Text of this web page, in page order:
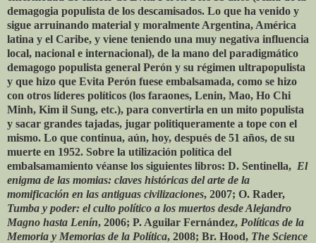
demagogia populista de los descamisados. Lo que ha venido y
sigue arruinando material y moralmente Argentina, América
latina y el Caribe, y viene teniendo una muy negativa influencia
local, nacional e internacional), de la mano del paradigmático
demagogo populista general Perón y su régimen ultrapopulista
y que hizo que Evita Perón fuese embalsamada, como se hizo
con otros líderes políticos (los faraones, Lenin, Mao, Ho Chi
Minh, Kim il Sung, etc.), para convertirla en un mito populista
y sacar grandes tajadas, jugar politiqueramente a tope con el
mismo. Lo que continua, aún, hoy, después de 51 años, de su
muerte en 1952. Sobre la utilización política del
embalsamamiento véanse los siguientes libros: D. Sentinella, El
enigma de las momias: claves históricas del arte de la
momificación en las antiguas civilizaciones, 2007; O. Rader,
Tumba y poder: el culto político a los muertos desde Alejandro
Magno hasta Lenín, 2006; P. Aguilar Fernández, Políticas de la
Memoria y Memorias de la Política, 2008; Br. Hood, The Science